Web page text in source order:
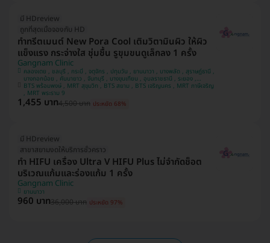
มี HDreview
ถูกที่สุดเมื่อจองกับ HD
ทำทรีตเมนต์ New Pora Cool เติมวิตามินผิว ให้ผิว
แข็งแรง กระจ่างใส ชุ่มชื้น รูขุมขนดูเล็กลง 1 ครั้ง
Gangnam Clinic
คลองเตย , ชลบุรี , กระบี่ , จตุจักร , ปทุมวัน , ยานนาวา , บางพลัด , สุราษฎ์ธานี ,
บางกอกน้อย , คันนายาว , จันทบุรี , บางขุนเทียน , อุบลราชธานี , ระยอง ,
สมุทรปราการ , บางกะปิ , นนทบุรี , คลองสาน , นครปฐม , ประเวศ , นครสวรรค์ ,
ขอนแก่น , นครศรีธรรมราช , ภาษีเจริญ , ปทุมธานี , พิษณุโลก , บางเขน ,
ห้วยขวาง , อุดรธานี , เชียงใหม่ , สงขลา , ภูเก็ต , บางคอแหลม , นครราชสีมา ,
ธนบุรี , ลาดพร้าว , พระนครศรีอยุธยา
BTS พร้อมพงษ์ , MRT สุขุมวิท , BTS สยาม , BTS เจริญนคร , MRT ภาษีเจริญ
, MRT พระราม 9
1,455 บาท4,500 บาท ประหยัด 68%
มี HDreview
สาขาสยามงดให้บริการชั่วคราว
ทำ HIFU เครื่อง Ultra V HIFU Plus ไม่จำกัดช็อต
บริเวณแก้มและร่องแก้ม 1 ครั้ง
Gangnam Clinic
ยานนาวา
960 บาท36,000 บาท ประหยัด 97%